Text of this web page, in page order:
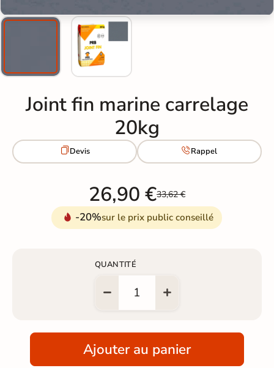
Joint fin marine carrelage
20kg
Devis Rappel
26,90 €33,62 €
-20%sur le prix public conseillé
QUANTITÉ
Ajouter au panier